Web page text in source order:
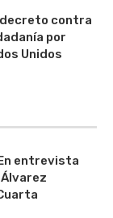
decreto contra
por
Unidos
entrevista